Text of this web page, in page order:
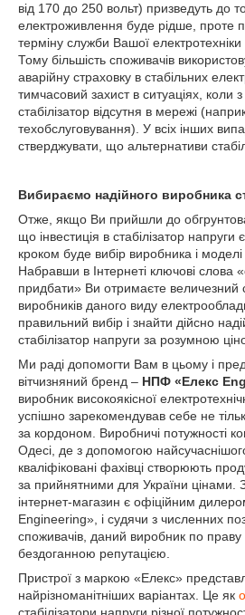
від 170 до 250 вольт) призведуть до
електроживлення буде рідше, проте
терміну служби Вашої електротехніки
Тому більшість споживачів
аварійну страховку в стабільних
тимчасовий захист в ситуаціях, коли
стабілізатор відсутня в мережі
техобслуговування). У всіх інших
стверджувати, що альтернативи
Вибираємо надійного виробника
Отже, якщо Ви прийшли до
що інвестиція в стабілізатор
кроком буде вибір виробника і моделі
Набравши в Інтернеті ключові слова
придбати» Ви отримаєте величезний
виробників даного виду
правильний вибір і знайти дійсно
стабілізатор напруги за розумною
Ми раді допомогти Вам в цьому і
вітчизняний бренд – НПФ «Елекс
виробник високоякісної
успішно зарекомендував себе не
за кордоном. Виробничі потужності
Одесі, де з допомогою
кваліфіковані фахівці створюють
за прийнятними для України
інтернет-магазин є офіційним
Engineering», і судячи з численних
споживачів, даний виробник по праву
бездоганною репутацією.
Пристрої з маркою «Елекс»
найрізноманітніших варіантах. Це як